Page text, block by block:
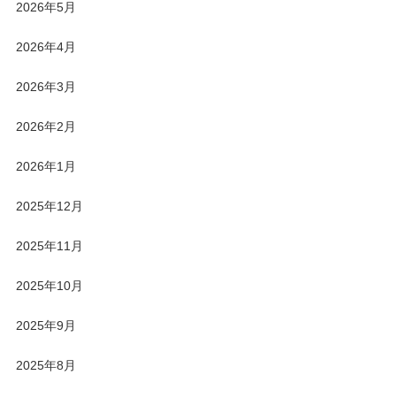
2026年5月
2026年4月
2026年3月
2026年2月
2026年1月
2025年12月
2025年11月
2025年10月
2025年9月
2025年8月